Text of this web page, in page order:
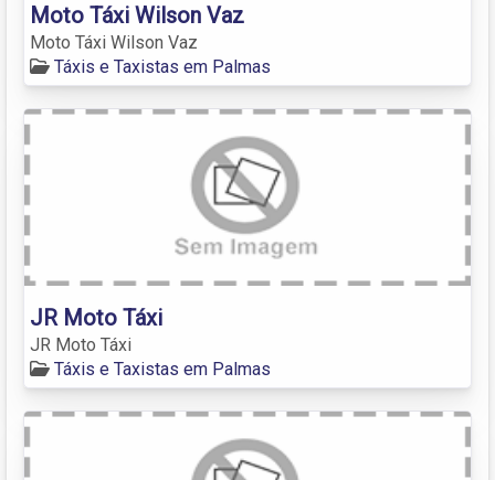
Moto Táxi Wilson Vaz
Moto Táxi Wilson Vaz
Táxis e Taxistas em Palmas
JR Moto Táxi
JR Moto Táxi
Táxis e Taxistas em Palmas